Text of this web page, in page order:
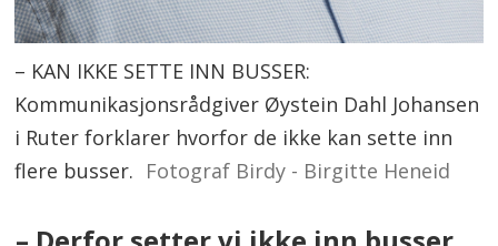
– KAN IKKE SETTE INN BUSSER:
Kommunikasjonsrådgiver Øystein Dahl Johansen
i Ruter forklarer hvorfor de ikke kan sette inn
flere busser. Fotograf Birdy - Birgitte Heneid